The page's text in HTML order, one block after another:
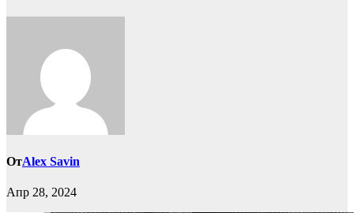
ОтAlex Savin
Апр 28, 2024